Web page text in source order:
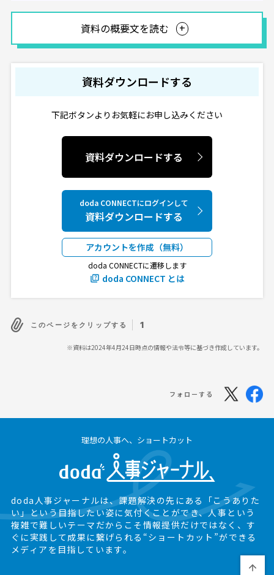
資料の概要文を読む
資料ダウンロードする
下記ボタンよりお気軽にお申し込みください
資料ダウンロードする
doda CONNECTにログインして
資料ダウンロードする
アカウントを作成（無料）
doda CONNECTに遷移します
doda CONNECT とは
このページをクリップする 1
※資料は2024年4月24日時点の情報や法令等に基づき作成しています。
フォローする
理想の人事へ、ショートカット
doda人事ジャーナルは、課題解決の先にある
「こうありた
い」という目指したい姿に気付くことができ、人事という
複雑で難しいテーマだからこそ情報提供だけではなく、 す
ぐに実践して成果に繋げられる“ショートカット”ができる
メディアを目指しています。